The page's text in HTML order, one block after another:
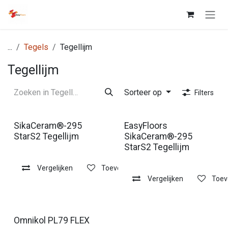
... Tegels Tegellijm
Tegellijm
Sorteer op Filters
SikaCeram®-295
StarS2 Tegellijm
Vergelijken Toevoegen aan verlanglijst
EasyFloors
SikaCeram®-295
StarS2 Tegellijm
Vergelijken
Omnikol PL79 FLEX